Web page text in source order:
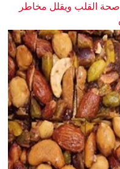
صحة القلب ويقلل مخاطر